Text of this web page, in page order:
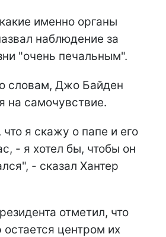
именно органы
наблюдение за
"очень печальным".
словам, Джо Байден
на самочувствие.
я скажу о папе и его
- я хотел бы, чтобы он
- сказал Хантер
отметил, что
остается центром их